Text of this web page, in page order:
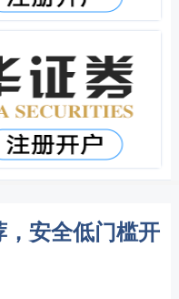
安全低门槛开